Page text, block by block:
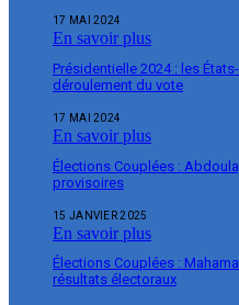
17 MAI 2024
En savoir plus
Présidentielle 2024 : les
déroulement du vote
17 MAI 2024
En savoir plus
Élections Couplées :
provisoires
15 JANVIER 2025
En savoir plus
Élections Couplées :
résultats électoraux